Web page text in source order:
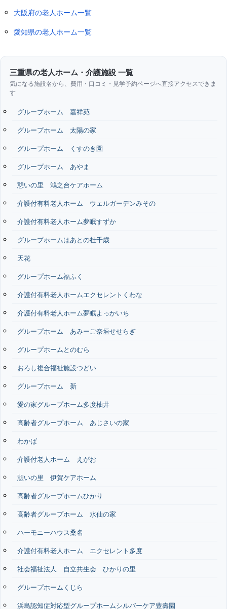
大阪府の老人ホーム一覧
愛知県の老人ホーム一覧
三重県の老人ホーム・介護施設 一覧
気になる施設名から、費用・口コミ・見学予約ページへ直接アクセスできま
す
グループホーム 嘉祥苑
グループホーム 太陽の家
グループホーム くすのき園
グループホーム あやま
憩いの里 鴻之台ケアホーム
介護付有料老人ホーム ウェルガーデンみその
介護付有料老人ホーム夢眠すずか
グループホームはあとの杜千歳
天花
グループホーム福ふく
介護付有料老人ホームエクセレントくわな
介護付有料老人ホーム夢眠よっかいち
グループホーム あみーご奈垣せせらぎ
グループホームとのむら
おろし複合福祉施設つどい
グループホーム 新
愛の家グループホーム多度柚井
高齢者グループホーム あじさいの家
わかば
介護付老人ホーム えがお
憩いの里 伊賀ケアホーム
高齢者グループホームひかり
高齢者グループホーム 水仙の家
ハーモニーハウス桑名
介護付有料老人ホーム エクセレント多度
社会福祉法人 自立共生会 ひかりの里
グループホームくじら
浜島認知症対応型グループホームシルバーケア豊壽園